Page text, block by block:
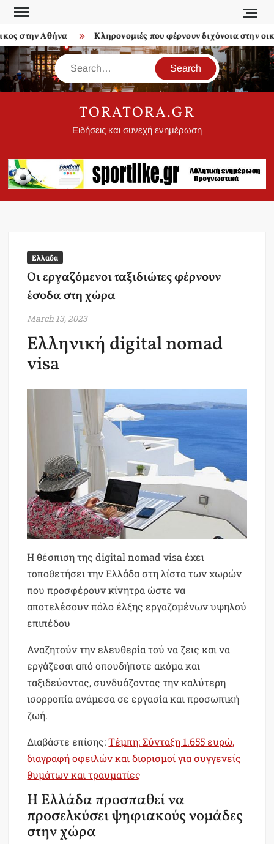
Skip
content
στην Αθήνα Κληρονομιές που φέρνουν διχόνοια στην
Search
TORATORA.GR
Ειδήσεις και συνεχή ενημέρωση
Ελλαδα
Οι εργαζόμενοι ταξιδιώτες φέρνουν
έσοδα στη χώρα
March 13, 2023
Ελληνική digital nomad
visa
Η θέσπιση της digital nomad visa έχει
τοποθετήσει την Ελλάδα στη λίστα των χωρών
που προσφέρουν κίνητρα ώστε να
αποτελέσουν πόλο έλξης εργαζομένων υψηλού
επιπέδου
Αναζητούν την ελευθερία τού να ζεις και να
εργάζεσαι από οπουδήποτε ακόμα και
ταξιδεύοντας, συνδυάζοντας την καλύτερη
ισορροπία ανάμεσα σε εργασία και προσωπική
ζωή.
Διαβάστε επίσης:Τέμπη: Σύνταξη 1.655 ευρώ,
διαγραφή οφειλών και διορισμοί για συγγενείς
θυμάτων και τραυματίες
Η Ελλάδα προσπαθεί να
προσελκύσει ψηφιακούς νομάδες
στην χώρα